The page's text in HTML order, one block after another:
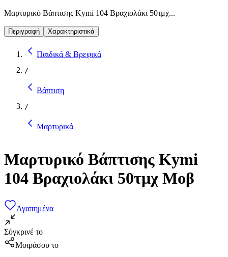
Μαρτυρικό Βάπτισης Kymi 104 Βραχιολάκι 50τμχ...
Περιγραφή Χαρακτηριστικά
Παιδικά & Βρεφικά
/
Βάπτιση
/
Μαρτυρικά
Μαρτυρικό Βάπτισης Kymi
104 Βραχιολάκι 50τμχ Μοβ
Αγαπημένα
Σύγκρινέ το
Μοιράσου το